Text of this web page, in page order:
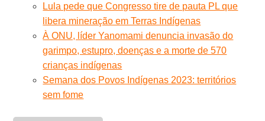
Lula pede que Congresso tire de pauta PL que
libera mineração em Terras Indígenas
À ONU, líder Yanomami denuncia invasão do
garimpo, estupro, doenças e a morte de 570
crianças indígenas
Semana dos Povos Indígenas 2023: territórios
sem fome